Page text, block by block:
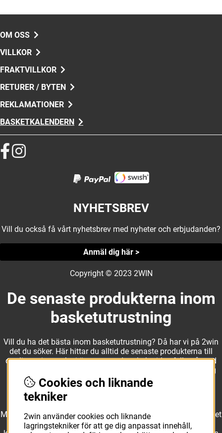
OM OSS
VILLKOR
FRAKTVILLKOR
RETURER / BYTEN
REKLAMATIONER
BASKETKALENDERN
NYHETSBREV
Vill du också få vårt nyhetsbrev med nyheter och erbjudanden?
Anmäl dig här >
Copyright © 2023 2WIN
De senaste produkterna inom
basketutrustning
Vill du ha det bästa inom basketutrustning? Då har vi på 2win
det du söker. Här hittar du alltid de senaste produkterna till
otroliga priser, och vi är noga med att hela tiden fylla på med
nyheter i webbshopen. Det gör oss till ett naturligt val för dig
som vill ha utrustning som överträffar alla andra märken.
Med ett av Sveriges största kläd- och skosortiment inom basket
kan vi erbjuda allt som du eller din klubb behöver. Välj ut
Cookies och liknande
tekniker
2win använder cookies och liknande
lagringstekniker för att ge dig anpassat innehåll,